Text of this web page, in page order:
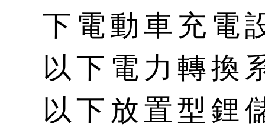
下電動車充電
以下電力轉換
以下放置型鋰